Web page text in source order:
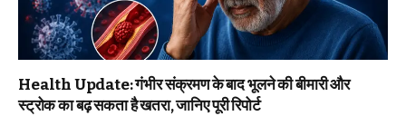
Health Update: गंभीर संक्रमण के बाद भूलने की बीमारी और
स्ट्रोक का बढ़ सकता है खतरा, जानिए पूरी रिपोर्ट